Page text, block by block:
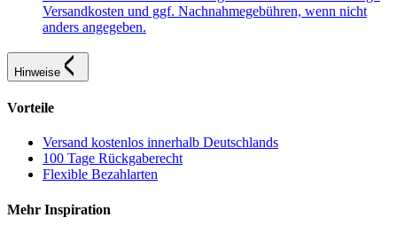
Versandkosten und ggf. Nachnahmegebühren, wenn nicht
anders angegeben.
Hinweise
Vorteile
Versand kostenlos innerhalb Deutschlands
100 Tage Rückgaberecht
Flexible Bezahlarten
Mehr Inspiration